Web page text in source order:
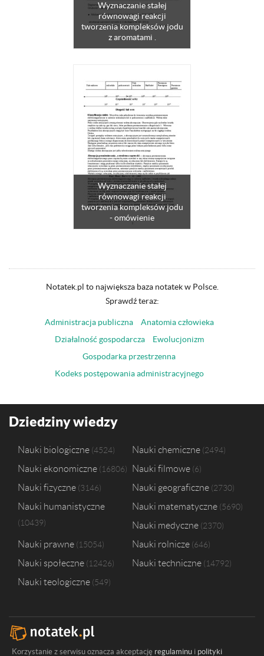
Wyznaczanie stałej
równowagi reakcji
tworzenia kompleksów jodu
z aromatami .
Wyznaczanie stałej
równowagi reakcji
tworzenia kompleksów jodu
- omówienie
Notatek.pl to największa baza notatek w Polsce.
Sprawdź teraz:
Administracja publiczna
Anatomia człowieka
Działalność gospodarcza
Ewolucjonizm
Gospodarka przestrzenna
Kodeks postępowania administracyjnego
Dziedziny wiedzy
Nauki biologiczne 4524 Nauki chemiczne 2494
Nauki ekonomiczne 16806 Nauki filmowe 6
Nauki fizyczne 3146 Nauki geograficzne 2730
Nauki humanistyczne
10439
Nauki matematyczne 5690
Nauki medyczne 2370
Nauki prawne 15054 Nauki rolnicze 646
Nauki społeczne 12426 Nauki techniczne 14792
Nauki teologiczne 549
Korzystanie z serwisu oznacza akceptację regulaminu i polityki